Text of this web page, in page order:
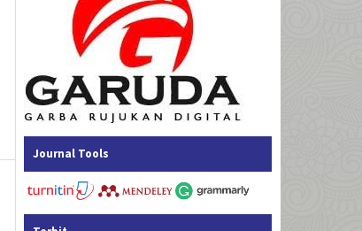
Journal Tools